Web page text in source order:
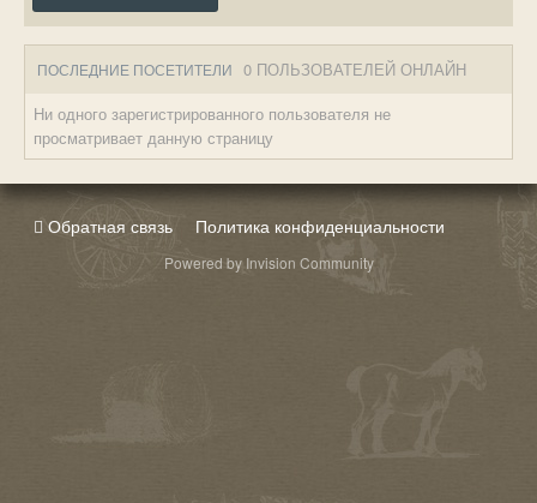
ПОСЛЕДНИЕ ПОСЕТИТЕЛИ 0 ПОЛЬЗОВАТЕЛЕЙ ОНЛАЙН
Ни одного зарегистрированного пользователя не
просматривает данную страницу
Обратная связь Политика конфиденциальности
Powered by Invision Community